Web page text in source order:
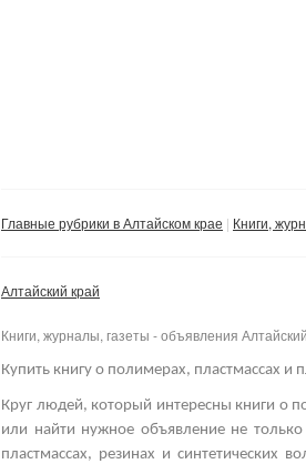
Главные рубрики в Алтайском крае Книги,
Алтайский край
Книги, журналы, газеты - объявления
Купить книгу о полимерах, пластмассах и
Круг людей, который интересны книги о
или найти нужное объявление не
пластмассах, резинах и синтетических